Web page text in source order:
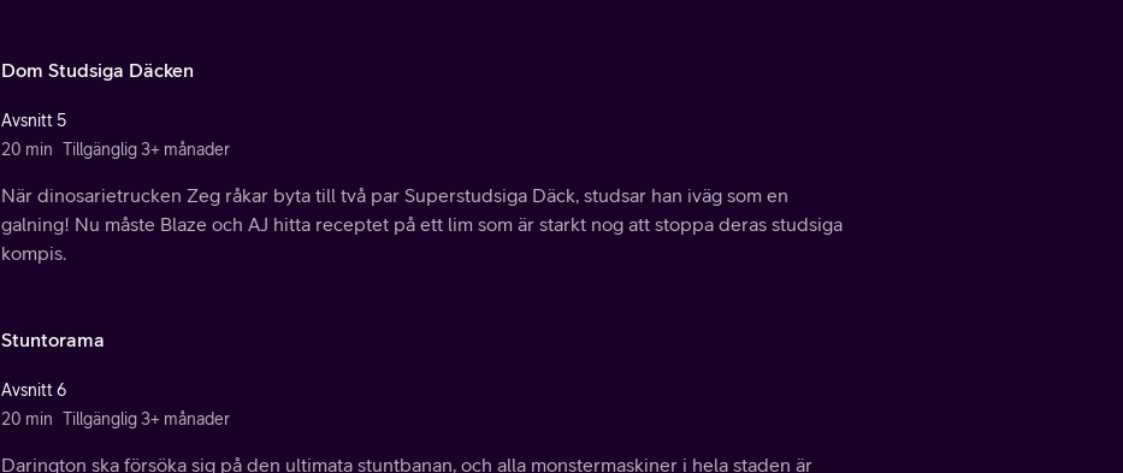
Dom Studsiga Däcken
Avsnitt 5
20 min Tillgänglig 3+ månader
När dinosarietrucken Zeg råkar byta till två par Superstudsiga Däck, studsar han iväg som en
galning! Nu måste Blaze och AJ hitta receptet på ett lim som är starkt nog att stoppa deras studsiga
kompis.
Stuntorama
Avsnitt 6
20 min Tillgänglig 3+ månader
Darington ska försöka sig på den ultimata stuntbanan, och alla monstermaskiner i hela staden är